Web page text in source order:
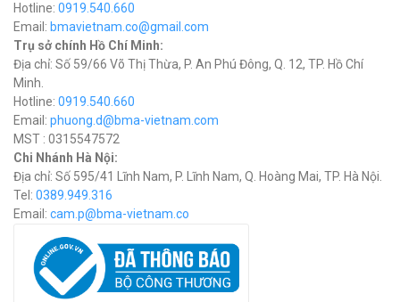
Hotline: 0919.540.660
Email: bmavietnam.co@gmail.com
Trụ sở chính Hồ Chí Minh:
Địa chỉ: Số 59/66 Võ Thị Thừa, P. An Phú Đông, Q. 12, TP. Hồ Chí
Minh.
Hotline: 0919.540.660
Email: phuong.d@bma-vietnam.com
MST : 0315547572
Chi Nhánh Hà Nội:
Địa chỉ: Số 595/41 Lĩnh Nam, P. Lĩnh Nam, Q. Hoàng Mai, TP. Hà Nội.
Tel: 0389.949.316
Email: cam.p@bma-vietnam.co